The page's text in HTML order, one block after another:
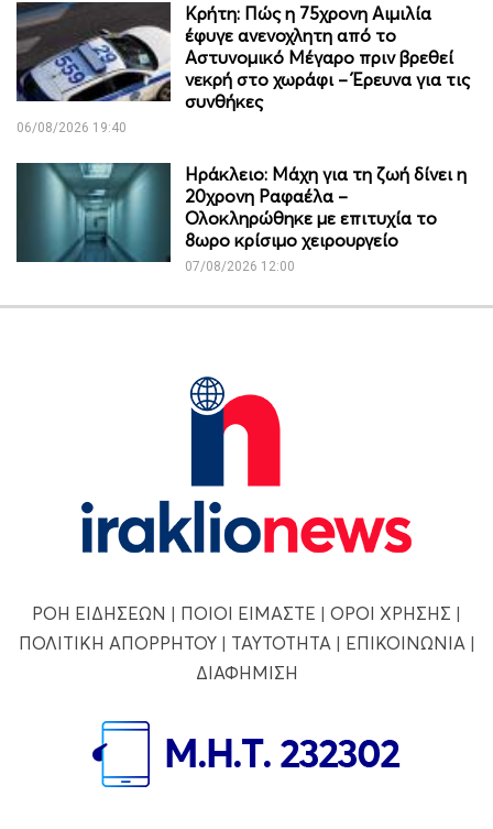
Κρήτη: Πώς η 75χρονη Αιμιλία
έφυγε ανενοχλητη από το
Αστυνομικό Μέγαρο πριν βρεθεί
νεκρή στο χωράφι – Έρευνα για τις
συνθήκες
06/08/2026 19:40
Ηράκλειο: Μάχη για τη ζωή δίνει η
20χρονη Ραφαέλα –
Ολοκληρώθηκε με επιτυχία το
8ωρο κρίσιμο χειρουργείο
07/08/2026 12:00
ΡΟΗ ΕΙΔΗΣΕΩΝ | ΠΟΙΟΙ ΕΙΜΑΣΤΕ | ΟΡΟΙ ΧΡΗΣΗΣ |
ΠΟΛΙΤΙΚΗ ΑΠΟΡΡΗΤΟΥ| ΤΑΥΤΟΤΗΤΑ | ΕΠΙΚΟΙΝΩΝΙΑ |
ΔΙΑΦΗΜΙΣΗ